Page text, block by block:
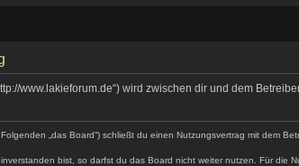
www.lakieforum.de“) wird zwischen dir und dem
Folgenden „das Board“) schließt du einen Nutzungsvertrag mit dem
bist, so darfst du das Board nicht weiter nutzen. Für die